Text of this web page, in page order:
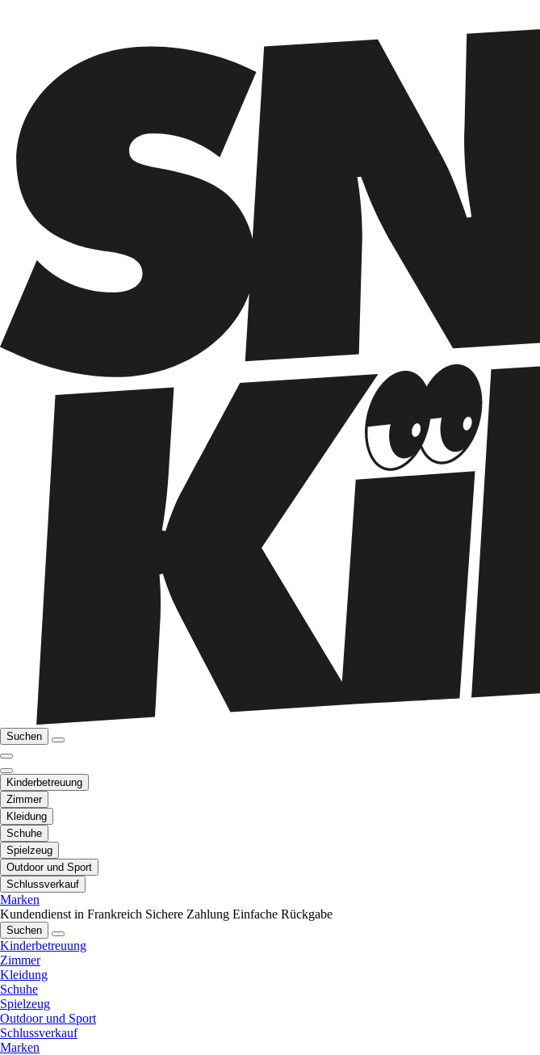
Suchen
Kinderbetreuung
Zimmer
Kleidung
Schuhe
Spielzeug
Outdoor und Sport
Schlussverkauf
Marken
Kundendienst in Frankreich Sichere Zahlung Einfache Rückgabe
Suchen
Kinderbetreuung
Zimmer
Kleidung
Schuhe
Spielzeug
Outdoor und Sport
Schlussverkauf
Marken